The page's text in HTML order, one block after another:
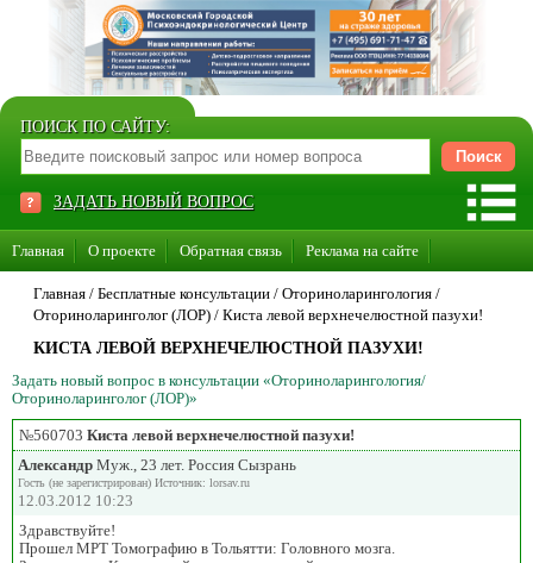
ПОИСК ПО САЙТУ:
ЗАДАТЬ НОВЫЙ ВОПРОС
Главная О проекте Обратная связь Реклама на сайте
Стать консультантом нашего сайта
Суперакция «Каждому врачу свой сайт»
Главная / Бесплатные консультации / Оториноларингология /
Оториноларинголог (ЛОР) / Киста левой верхнечелюстной пазухи!
КИСТА ЛЕВОЙ ВЕРХНЕЧЕЛЮСТНОЙ ПАЗУХИ!
Задать новый вопрос в консультации «Оториноларингология/
Оториноларинголог (ЛОР)»
№560703 Киста левой верхнечелюстной пазухи!
Александр Муж., 23 лет. Россия Сызрань
Гость (не зарегистрирован) Источник: lorsav.ru
12.03.2012 10:23
Здравствуйте!
Прошел МРТ Томографию в Тольятти: Головного мозга.